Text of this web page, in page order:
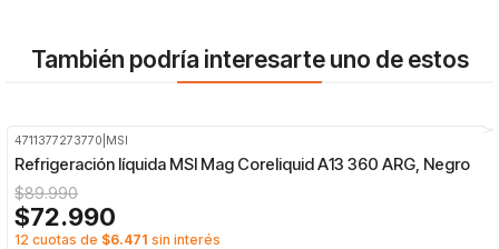
También podría interesarte uno de estos
4711377273770 MSI
Refrigeración líquida MSI Mag Coreliquid A13 360 ARG, Negro
$89.990
$72.990
12 cuotas de $6.471 sin interés